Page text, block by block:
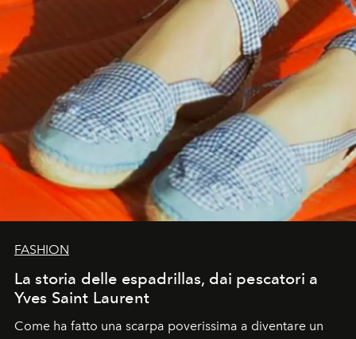
FASHION
La storia delle espadrillas, dai pescatori a
Yves Saint Laurent
Come ha fatto una scarpa poverissima a diventare un